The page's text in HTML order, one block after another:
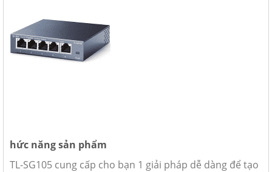
hức năng sản phẩm
TL-SG105 cung cấp cho bạn 1 giải pháp dễ dàng để tạo